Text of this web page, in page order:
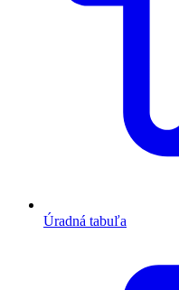
Úradná tabuľa